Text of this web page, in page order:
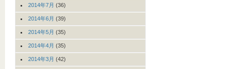
2014年7月 (36)
2014年6月 (39)
2014年5月 (35)
2014年4月 (35)
2014年3月 (42)